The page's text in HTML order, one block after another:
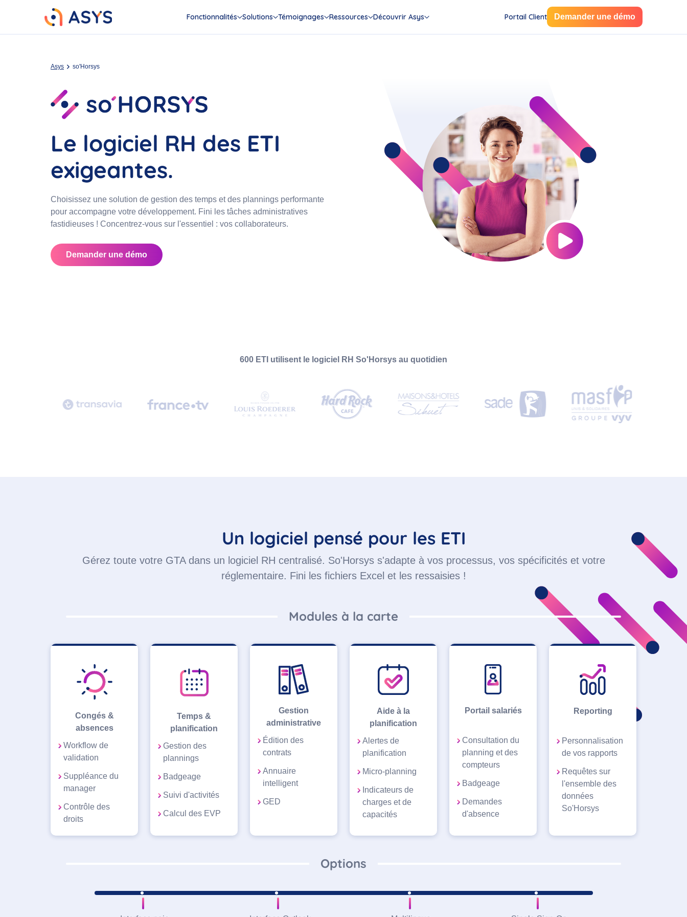
Fonctionnalités Solutions Témoignages Ressources Découvrir Asys Portail Client Demander une démo
Asys so'Horsys
Le logiciel RH des ETI
exigeantes.
Choisissez une solution de gestion des temps et des plannings performante
pour accompagne votre développement. Fini les tâches administratives
fastidieuses ! Concentrez-vous sur l'essentiel : vos collaborateurs.
Demander une démo
600 ETI utilisent le logiciel RH So'Horsys au quotidien
Un logiciel pensé pour les ETI
Gérez toute votre GTA dans un logiciel RH centralisé. So'Horsys s'adapte à vos processus, vos spécificités et votre
réglementaire. Fini les fichiers Excel et les ressaisies !
Modules à la carte
Congés &
absences
Workflow de
validation
Suppléance du
manager
Contrôle des
droits
Temps &
planification
Gestion des
plannings
Badgeage
Suivi d'activités
Calcul des EVP
Gestion
administrative
Édition des
contrats
Annuaire
intelligent
GED
Aide à la
planification
Alertes de
planification
Micro-planning
Indicateurs de
charges et de
capacités
Portail salariés
Consultation du
planning et des
compteurs
Badgeage
Demandes
d'absence
Reporting
Personnalisation
de vos rapports
Requêtes sur
l'ensemble des
données
So'Horsys
Options